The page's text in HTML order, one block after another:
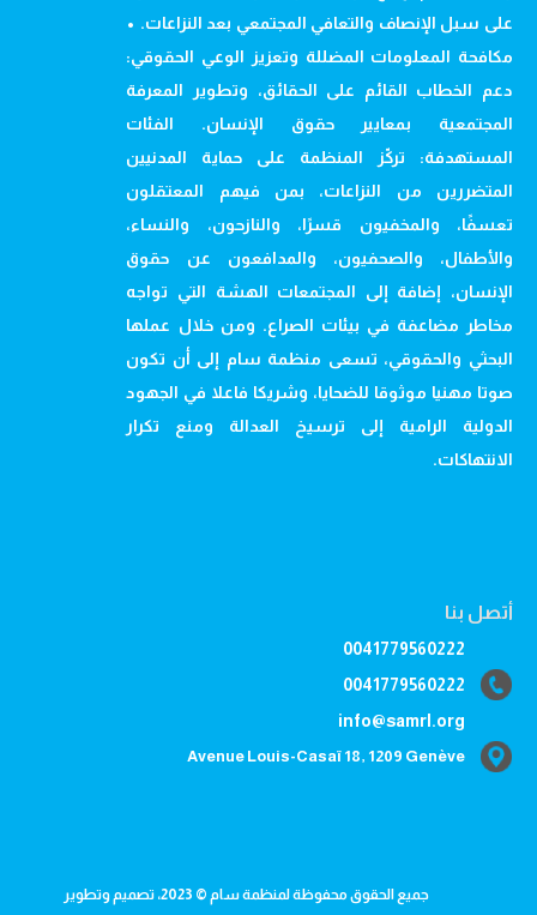
على سبل الإنصاف والتعافي المجتمعي بعد النزاعات. •
مكافحة المعلومات المضللة وتعزيز الوعي الحقوقي:
دعم الخطاب القائم على الحقائق، وتطوير المعرفة
المجتمعية بمعايير حقوق الإنسان. الفئات
المستهدفة: تركّز المنظمة على حماية المدنيين
المتضررين من النزاعات، بمن فيهم المعتقلون
تعسفًا، والمخفيون قسرًا، والنازحون، والنساء،
والأطفال، والصحفيون، والمدافعون عن حقوق
الإنسان، إضافة إلى المجتمعات الهشة التي تواجه
مخاطر مضاعفة في بيئات الصراع. ومن خلال عملها
البحثي والحقوقي، تسعى منظمة سام إلى أن تكون
صوتا مهنيا موثوقا للضحايا، وشريكا فاعلا في الجهود
الدولية الرامية إلى ترسيخ العدالة ومنع تكرار
الانتهاكات.
أتصل بنا
0041779560222
0041779560222
info@samrl.org
Avenue Louis-Casaï 18, 1209 Genève
جميع الحقوق محفوظة لمنظمة سام © 2023، تصميم وتطوير